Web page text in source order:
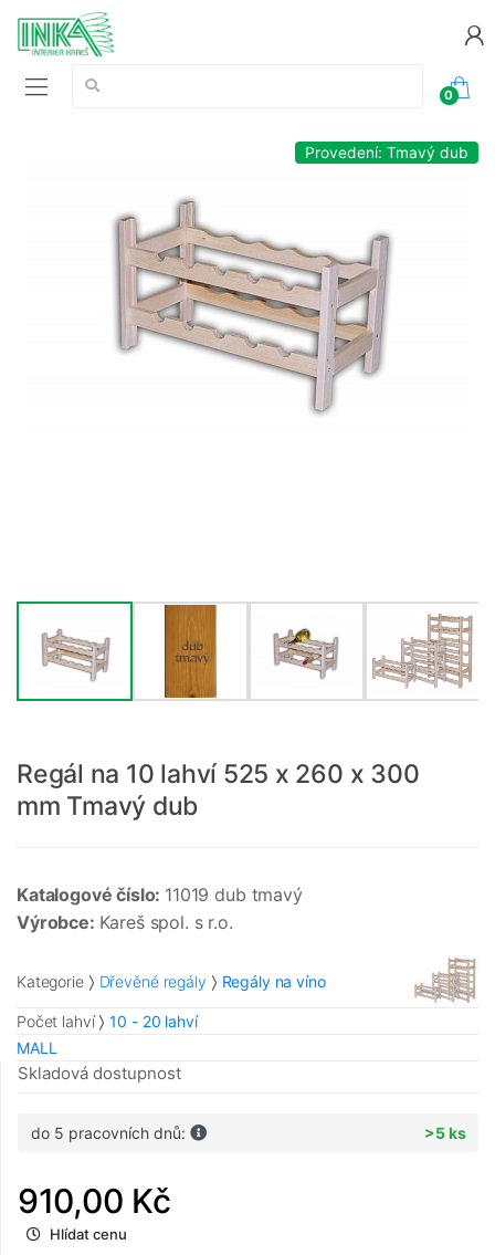
Vyhledávání:
0
Provedení: Tmavý dub
Regál na 10 lahví 525 x 260 x 300
mm Tmavý dub
Katalogové číslo: 11019 dub tmavý
Výrobce: Kareš spol. s r.o.
Kategorie Dřevěné regály Regály na víno
Počet lahví
10 - 20 lahví
MALL
Skladová dostupnost
do 5 pracovních dnů: >5 ks
910,00 Kč
Hlídat cenu